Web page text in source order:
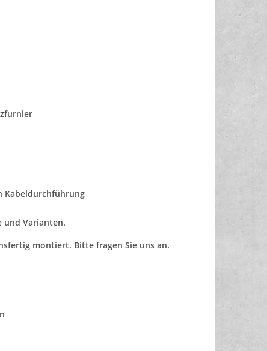
Kabeldurchführung
und Varianten.
montiert. Bitte fragen Sie uns an.